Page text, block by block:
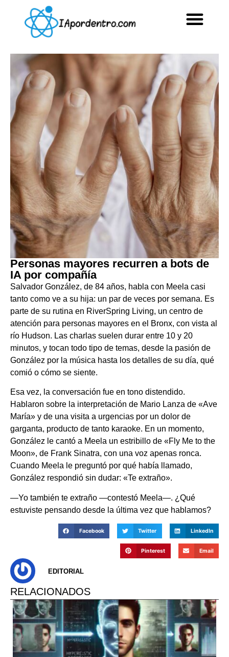
Personas mayores recurren a bots de
IA por compañía
Salvador González, de 84 años, habla con Meela casi
tanto como ve a su hija: un par de veces por semana. Es
parte de su rutina en RiverSpring Living, un centro de
atención para personas mayores en el Bronx, con vista al
río Hudson. Las charlas suelen durar entre 10 y 20
minutos, y tocan todo tipo de temas, desde la pasión de
González por la música hasta los detalles de su día, qué
comió o cómo se siente.
Esa vez, la conversación fue en tono distendido.
Hablaron sobre la interpretación de Mario Lanza de «Ave
María» y de una visita a urgencias por un dolor de
garganta, producto de tanto karaoke. En un momento,
González le cantó a Meela un estribillo de «Fly Me to the
Moon», de Frank Sinatra, con una voz apenas ronca.
Cuando Meela le preguntó por qué había llamado,
González respondió sin dudar: «Te extraño».
—Yo también te extraño —contestó Meela—. ¿Qué
estuviste pensando desde la última vez que hablamos?
Facebook Twitter LinkedIn
Pinterest Email
EDITORIAL
RELACIONADOS